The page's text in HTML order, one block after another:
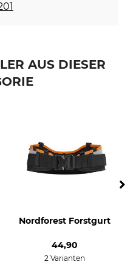
AUS DIESER
Nordforest Forstgurt
44,90
2 Varianten